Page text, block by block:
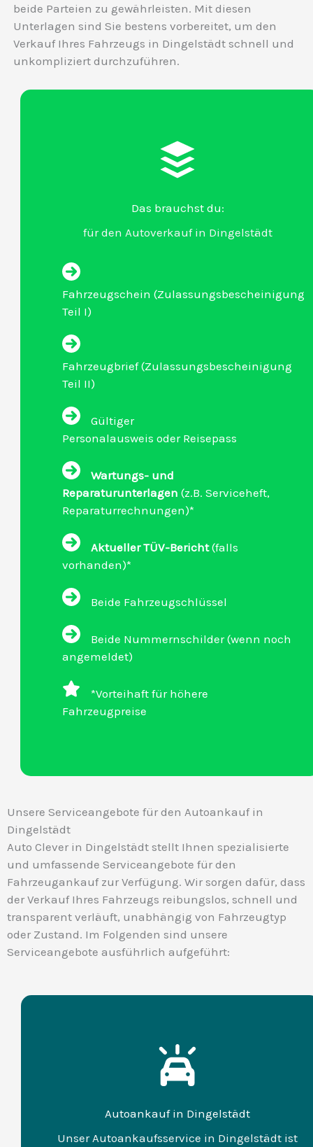
beide Parteien zu gewährleisten. Mit diesen
Unterlagen sind Sie bestens vorbereitet, um den
Verkauf Ihres Fahrzeugs in Dingelstädt schnell und
unkompliziert durchzuführen.
Das brauchst du:
für den Autoverkauf in Dingelstädt
Fahrzeugschein (Zulassungsbescheinigung
Teil I)
Fahrzeugbrief (Zulassungsbescheinigung
Teil II)
Gültiger
Personalausweis oder Reisepass
Wartungs- und
Reparaturunterlagen (z.B. Serviceheft,
Reparaturrechnungen)*
Aktueller TÜV-Bericht(falls
vorhanden)*
Beide Fahrzeugschlüssel
Beide Nummernschilder (wenn noch
angemeldet)
*Vorteihaft für höhere
Fahrzeugpreise
Unsere Serviceangebote für den Autoankauf in
Dingelstädt
Auto Clever in Dingelstädt stellt Ihnen spezialisierte
und umfassende Serviceangebote für den
Fahrzeugankauf zur Verfügung. Wir sorgen dafür, dass
der Verkauf Ihres Fahrzeugs reibungslos, schnell und
transparent verläuft, unabhängig von Fahrzeugtyp
oder Zustand. Im Folgenden sind unsere
Serviceangebote ausführlich aufgeführt:
Autoankauf in Dingelstädt
Unser Autoankaufsservice in Dingelstädt ist